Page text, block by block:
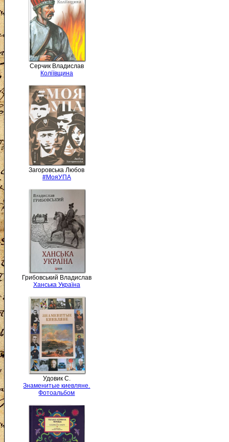
Серчик Владислав
Коліївщина
Загоровська Любов
#МояУПА
Грибовський Владислав
Ханська Україна
Удовик С.
Знаменитые киевляне.
Фотоальбом